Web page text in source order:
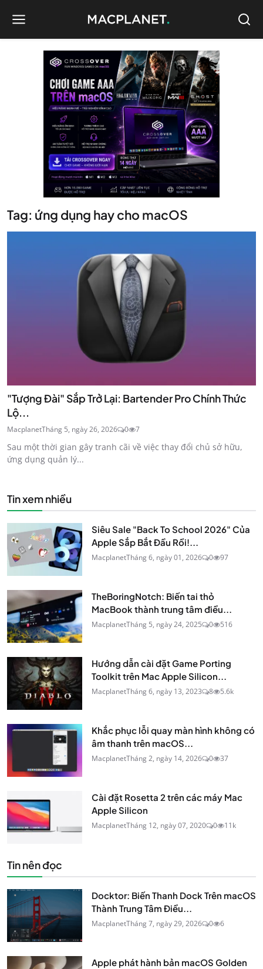
Tag: ứng dụng hay cho macOS
"Tượng Đài" Sắp Trở Lại: Bartender Pro Chính Thức
Lộ...
MacplanetTháng 5, ngày 26, 2026 0 7
Sau một thời gian gây tranh cãi về việc thay đổi chủ sở hữu,
ứng dụng quản lý...
Tin xem nhiều
Siêu Sale "Back To School 2026" Của
Apple Sắp Bắt Đầu Rồi!...
MacplanetTháng 6, ngày 01, 2026 0 97
TheBoringNotch: Biến tai thỏ
MacBook thành trung tâm điều...
MacplanetTháng 5, ngày 24, 2025 0 516
Hướng dẫn cài đặt Game Porting
Toolkit trên Mac Apple Silicon...
MacplanetTháng 6, ngày 13, 2023 8 5.6k
Khắc phục lỗi quay màn hình không có
âm thanh trên macOS...
MacplanetTháng 2, ngày 14, 2026 0 37
Cài đặt Rosetta 2 trên các máy Mac
Apple Silicon
MacplanetTháng 12, ngày 07, 2020 0 11k
Tin nên đọc
Docktor: Biến Thanh Dock Trên macOS
Thành Trung Tâm Điều...
MacplanetTháng 7, ngày 29, 2026 0 6
Apple phát hành bản macOS Golden